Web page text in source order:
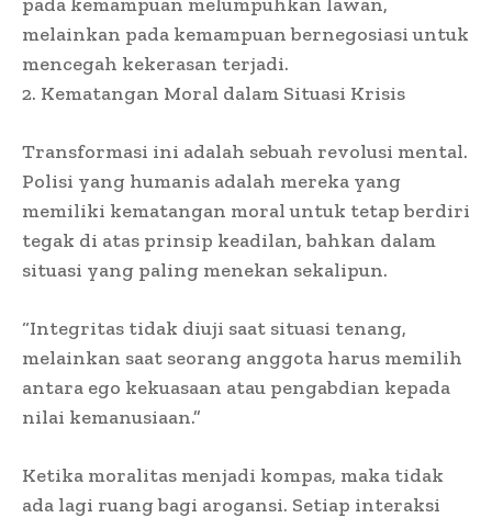
melainkan pada kemampuan bernegosiasi untuk
mencegah kekerasan terjadi.
2. Kematangan Moral dalam Situasi Krisis
Transformasi ini adalah sebuah revolusi mental.
Polisi yang humanis adalah mereka yang
memiliki kematangan moral untuk tetap berdiri
tegak di atas prinsip keadilan, bahkan dalam
situasi yang paling menekan sekalipun.
“Integritas tidak diuji saat situasi tenang,
melainkan saat seorang anggota harus memilih
antara ego kekuasaan atau pengabdian kepada
nilai kemanusiaan.”
Ketika moralitas menjadi kompas, maka tidak
ada lagi ruang bagi arogansi. Setiap interaksi